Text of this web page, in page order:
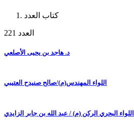
كتاب العدد
العدد 221
د. هاجد بن يحيى الأصلعي
اللواء المهندس(م)/صالح صنيدح العتيبي
اللواء البحري الركن (م) / عبد الله بن جابر الزايدي